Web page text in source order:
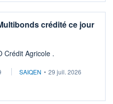
crédité ce jour
Crédit Agricole .
SAIQEN • 29 juil. 2026